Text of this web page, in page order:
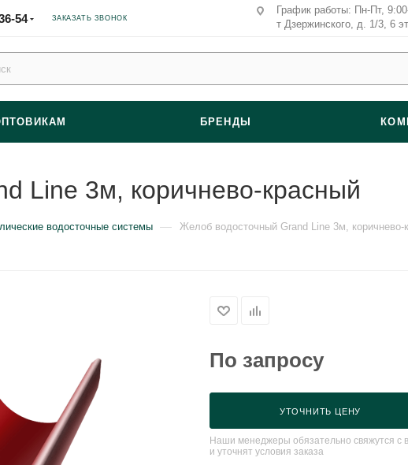
54 ЗАКАЗАТЬ ЗВОНОК
График работы: Пн-Пт,
т Дзержинского, д. 1/3, 6
БРЕНДЫ
Line 3м, коричнево-красный
водосточные системы — Желоб водосточный Grand Line 3м, коричнево-
По запросу
УТОЧНИТЬ ЦЕНУ
Наши менеджеры обязательно свяжутся с
и уточнят условия заказа